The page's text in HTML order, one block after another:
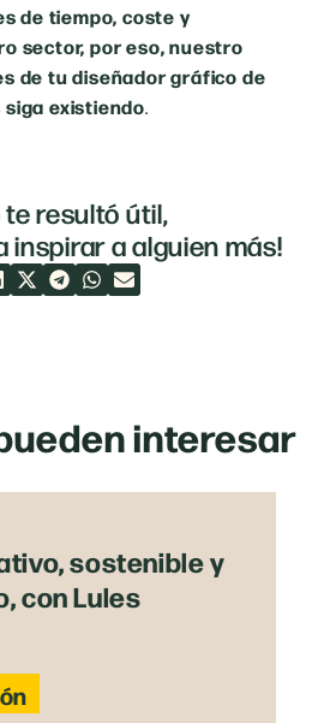
de tiempo, coste y
sector, por eso, nuestro
de tu diseñador gráfico de
existiendo.
resultó útil,
inspirar a alguien más!
interesar
sostenible y
con Lules